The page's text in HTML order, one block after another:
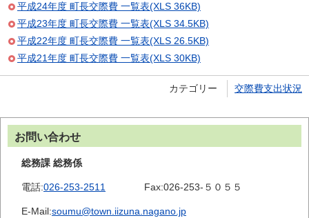
平成24年度 町長交際費 一覧表(XLS 36KB)
平成23年度 町長交際費 一覧表(XLS 34.5KB)
平成22年度 町長交際費 一覧表(XLS 26.5KB)
平成21年度 町長交際費 一覧表(XLS 30KB)
カテゴリー 交際費支出状況
お問い合わせ
総務課 総務係
電話:026-253-2511 Fax:026-253-５０５５
E-Mail:soumu@town.iizuna.nagano.jp